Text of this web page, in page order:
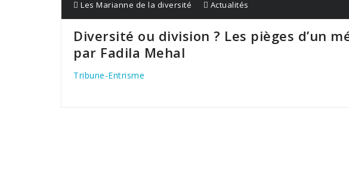
Les Marianne de la diversité Actualités
Diversité ou division ? Les pièges d’un
par Fadila Mehal
Tribune-Entrisme